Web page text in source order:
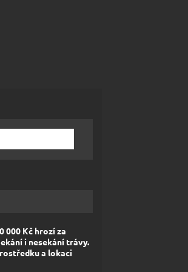
000 Kč hrozí za
i nesekání trávy.
a lokaci